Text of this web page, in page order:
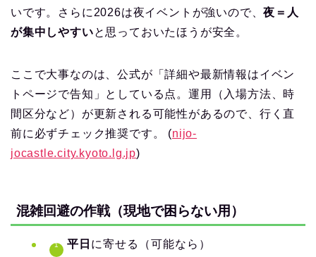
いです。さらに2026は夜イベントが強いので、夜＝人
が集中しやすいと思っておいたほうが安全。
ここで大事なのは、公式が「詳細や最新情報はイベン
トページで告知」としている点。運用（入場方法、時
間区分など）が更新される可能性があるので、行く直
前に必ずチェック推奨です。 (nijo-
jocastle.city.kyoto.lg.jp)
混雑回避の作戦（現地で困らない用）
平日 に寄せる（可能なら）